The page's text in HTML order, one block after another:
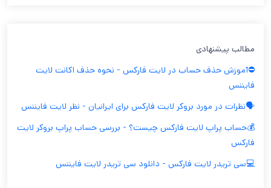
مطالب پیشنهادی
⛔️آموزش حذف حساب در لایت فارکس - نحوه حذف اکانت لایت
فایننس
🗣️نظرات در مورد بروکر لایت فارکس برای ایرانیان - نظر لایت فایننس
💰حساب پراپ لایت فارکس چیست؟ - بررسی حساب پراپ بروکر لایت
فارکس
💻سی تریدر لایت فارکس - دانلود سی تریدر لایت فایننس